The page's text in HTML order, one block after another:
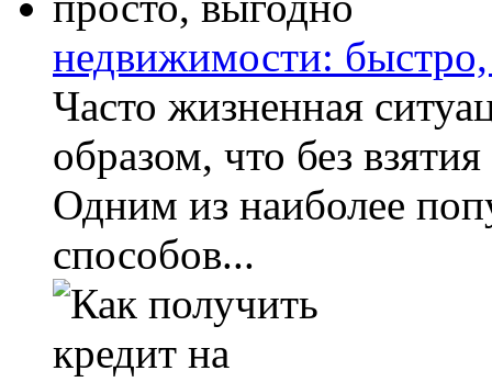
недвижимости:
Часто жизненная
образом, что без
Одним из наиболее
способов...